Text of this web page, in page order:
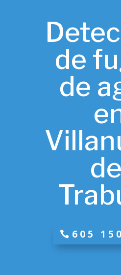
de
de
605